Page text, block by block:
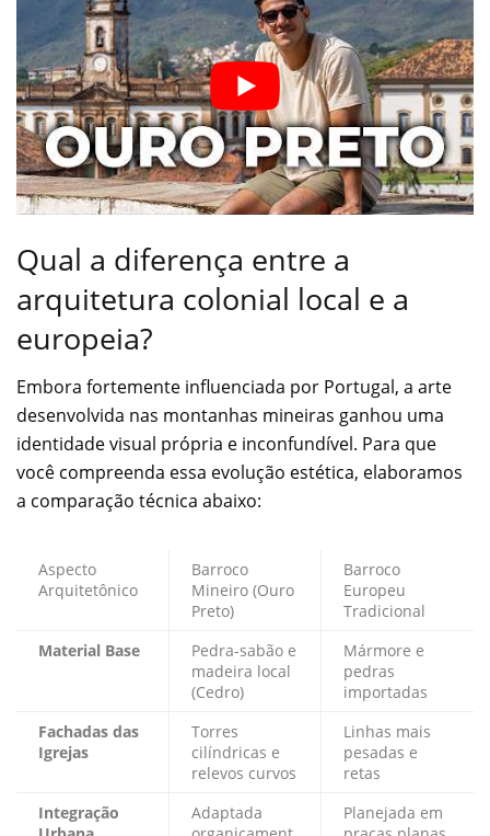
Qual a diferença entre a
arquitetura colonial local e a
europeia?
Embora fortemente influenciada por Portugal, a arte
desenvolvida nas montanhas mineiras ganhou uma
identidade visual própria e inconfundível. Para que
você compreenda essa evolução estética, elaboramos
a comparação técnica abaixo:
Aspecto
Arquitetônico
Barroco
Mineiro (Ouro
Preto)
Barroco
Europeu
Tradicional
Material Base
Pedra-sabão e
madeira local
(Cedro)
Mármore e
pedras
importadas
Fachadas das
Igrejas
Torres
cilíndricas e
relevos curvos
Linhas mais
pesadas e
retas
Integração
Adaptada
Planejada em